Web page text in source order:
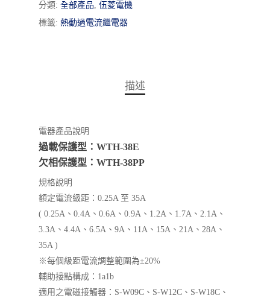
分類: 全部產品, 伍菱電機
標籤: 熱動過電流繼電器
描述
電器產品說明
過載保護型：WTH-38E
欠相保護型：WTH-38PP
規格說明
額定電流級距：0.25A 至 35A
( 0.25A、0.4A、0.6A、0.9A、1.2A、1.7A、2.1A、
3.3A、4.4A、6.5A、9A、11A、15A、21A、28A、
35A )
※每個級距電流調整範圍為±20%
輔助接點構成：1a1b
適用之電磁接觸器：S-W09C、S-W12C、S-W18C、